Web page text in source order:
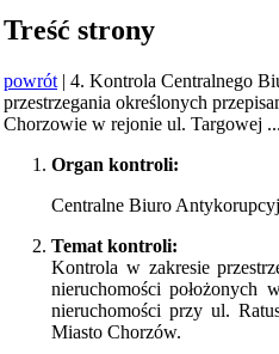
Treść strony
powrót | 4. Kontrola Centralnego
przestrzegania określonych
Chorzowie w rejonie ul. Targowej ...
Organ kontroli:
Centralne Biuro
Temat kontroli:
Kontrola w zakresie
nieruchomości
nieruchomości przy ul.
Miasto Chorzów.